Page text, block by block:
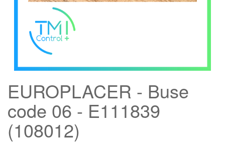
EUROPLACER - Buse
code 06 - E111839
(108012)